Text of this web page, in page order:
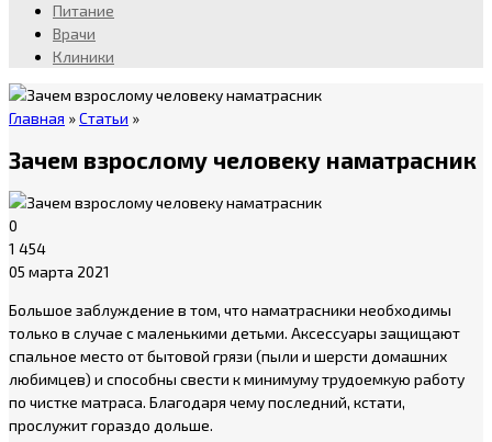
Питание
Врачи
Клиники
Главная »Статьи »
Зачем взрослому человеку наматрасник
0
1 454
05 марта 2021
Большое заблуждение в том, что наматрасники необходимы
только в случае с маленькими детьми. Аксессуары защищают
спальное место от бытовой грязи (пыли и шерсти домашних
любимцев) и способны свести к минимуму трудоемкую работу
по чистке матраса. Благодаря чему последний, кстати,
прослужит гораздо дольше.